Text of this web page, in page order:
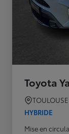
Toyota
TOULOUSE
HYBRIDE
Mise en